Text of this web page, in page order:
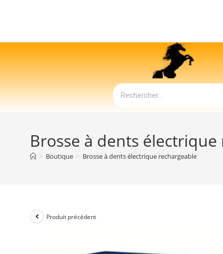
Brosse à dents
> Boutique > Brosse à dents électrique rechargeable
Produit précédent